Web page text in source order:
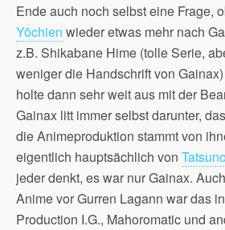
Ende auch noch selbst eine Frage,
Yōchien wieder etwas mehr nach
z.B. Shikabane Hime (tolle Serie,
weniger die Handschrift von
holte dann sehr weit aus mit der
Gainax litt immer selbst darunter,
die Animeproduktion stammt von
eigentlich hauptsächlich von
jeder denkt, es war nur Gainax.
Anime vor Gurren Lagann war das
Production I.G., Mahoromatic und